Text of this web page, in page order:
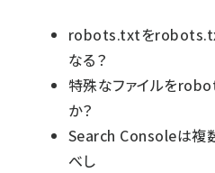
robots.txtを
なる？
特殊なファイルを
か？
Search Consoleは複
べし